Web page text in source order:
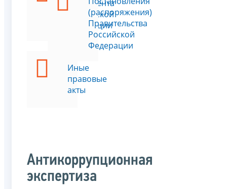
Президента
Российской
Федерации
Иные
правовые
акты
(распоряжения)
Правительства
Российской
Федерации
Антикоррупционная
экспертиза